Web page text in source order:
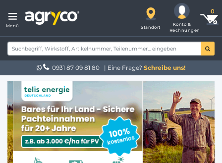
Menü Standort
Konto &
Rechnungen
0931 87 09 81 80 | Eine Frage? Schreibe uns!